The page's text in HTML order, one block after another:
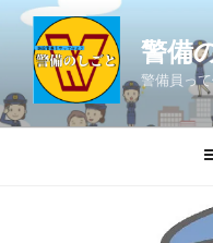
ン
ツ
警備
警備員っ